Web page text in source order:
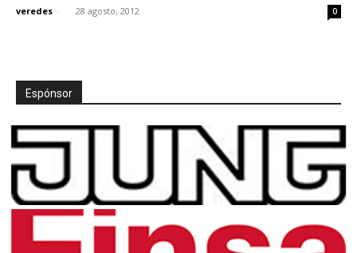
veredes - 28 agosto, 2012 0
Espónsor